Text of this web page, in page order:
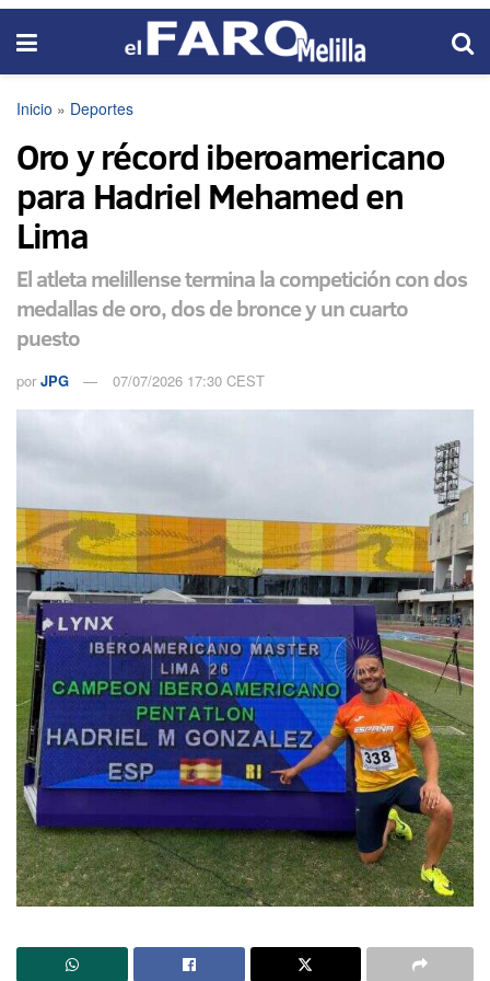
Inicio » Deportes
Oro y récord iberoamericano
para Hadriel Mehamed en
Lima
El atleta melillense termina la competición con dos
medallas de oro, dos de bronce y un cuarto
puesto
por JPG 07/07/2026 17:30 CEST